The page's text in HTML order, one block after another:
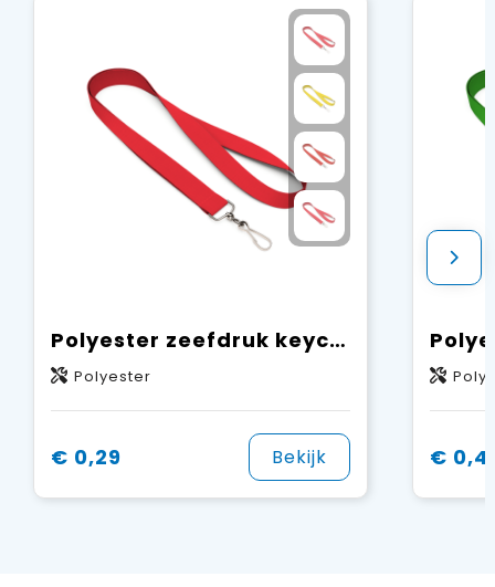
Polyester zeefdruk keycord
Polyester
€ 0,29 Bekijk €